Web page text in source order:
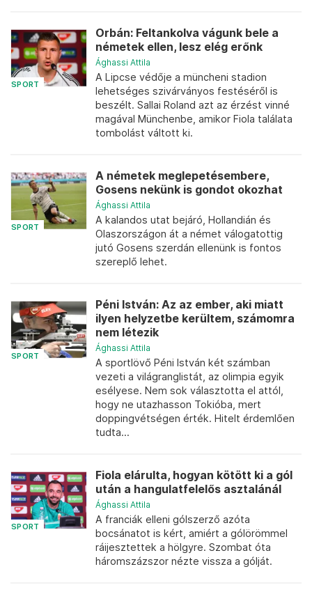
SPORT
Orbán: Feltankolva vágunk bele a
németek ellen, lesz elég erőnk
Ághassi Attila
A Lipcse védője a müncheni stadion
lehetséges szivárványos festéséről is
beszélt. Sallai Roland azt az érzést vinné
magával Münchenbe, amikor Fiola találata
tombolást váltott ki.
SPORT
A németek meglepetésembere,
Gosens nekünk is gondot okozhat
Ághassi Attila
A kalandos utat bejáró, Hollandián és
Olaszországon át a német válogatottig
jutó Gosens szerdán ellenünk is fontos
szereplő lehet.
SPORT
Péni István: Az az ember, aki miatt
ilyen helyzetbe kerültem, számomra
nem létezik
Ághassi Attila
A sportlövő Péni István két számban
vezeti a világranglistát, az olimpia egyik
esélyese. Nem sok választotta el attól,
hogy ne utazhasson Tokióba, mert
doppingvétségen érték. Hitelt érdemlően
tudta...
SPORT
Fiola elárulta, hogyan kötött ki a gól
után a hangulatfelelős asztalánál
Ághassi Attila
A franciák elleni gólszerző azóta
bocsánatot is kért, amiért a gólörömmel
ráijesztettek a hölgyre. Szombat óta
háromszázszor nézte vissza a gólját.